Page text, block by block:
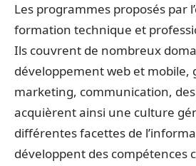
Les programmes proposés par
formation technique et
Ils couvrent de nombreux
développement web et mobile,
marketing, communication,
acquièrent ainsi une culture
différentes facettes de
développent des compétences